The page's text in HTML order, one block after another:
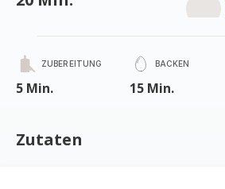
ZUBEREITUNG
5 Min.
BACKEN
15 Min.
Zutaten